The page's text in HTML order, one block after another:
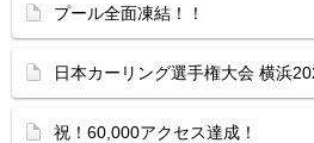
プール全面凍結！！
日本カーリング選手権大会 横浜
祝！60,000アクセス達成！